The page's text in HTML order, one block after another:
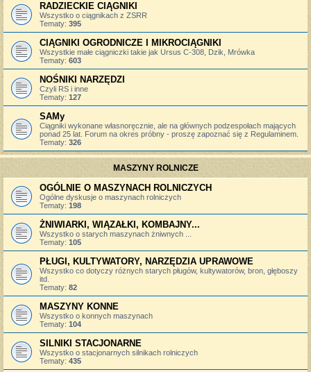
RADZIECKIE CIĄGNIKI
Wszystko o ciągnikach z ZSRR
Tematy: 395
CIĄGNIKI OGRODNICZE I MIKROCIĄGNIKI
Wszystkie małe ciągniczki takie jak Ursus C-308, Dzik, Mrówka
Tematy: 603
NOŚNIKI NARZĘDZI
Czyli RS i inne
Tematy: 127
SAMy
Ciągniki wykonane własnoręcznie, ale na głównych podzespołach mających
ponad 25 lat. Forum na okres próbny - proszę zapoznać się z Regulaminem.
Tematy: 326
MASZYNY ROLNICZE
OGÓLNIE O MASZYNACH ROLNICZYCH
Ogólne dyskusje o maszynach rolniczych
Tematy: 198
ŻNIWIARKI, WIĄZAŁKI, KOMBAJNY...
Wszystko o starych maszynach żniwnych ...
Tematy: 105
PŁUGI, KULTYWATORY, NARZĘDZIA UPRAWOWE
Wszystko co dotyczy różnych starych pługów, kultywatorów, bron, głęboszy
itd.
Tematy: 82
MASZYNY KONNE
Wszystko o konnych maszynach
Tematy: 104
SILNIKI STACJONARNE
Wszystko o stacjonarnych silnikach rolniczych
Tematy: 435